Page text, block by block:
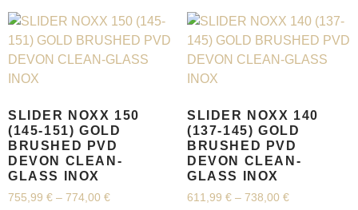
SLIDER NOXX 150
(145-151) GOLD
BRUSHED PVD
DEVON CLEAN-
GLASS INOX
755,99 € – 774,00 €
SLIDER NOXX 140
(137-145) GOLD
BRUSHED PVD
DEVON CLEAN-
GLASS INOX
611,99 € – 738,00 €